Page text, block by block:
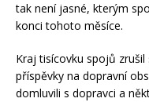
tak není jasné, kterým
konci tohoto měsíce.
Kraj tisícovku spojů
příspěvky na dopravní
domluvili s dopravci a